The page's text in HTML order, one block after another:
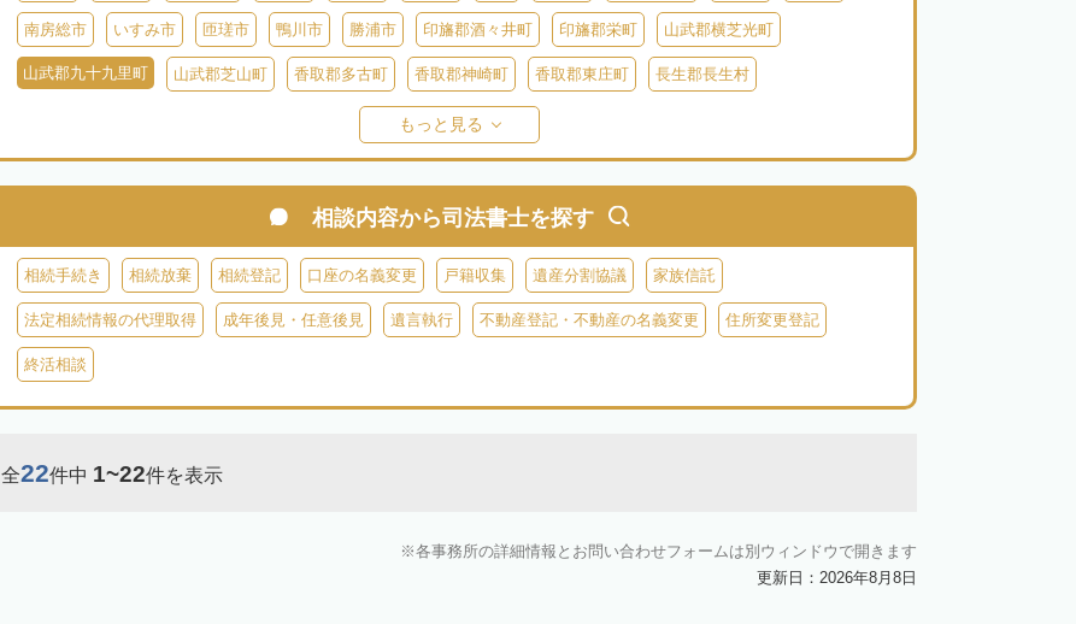
南房総市 いすみ市 匝瑳市 鴨川市 勝浦市 印旛郡酒々井町 印旛郡栄町 山武郡横芝光町
山武郡九十九里町 山武郡芝山町 香取郡多古町 香取郡神崎町 香取郡東庄町 長生郡長生村
長生郡睦沢町
安房郡鋸南町
もっと見る
相談内容から司法書士を探す
相続手続き 相続放棄 相続登記 口座の名義変更 戸籍収集 遺産分割協議 家族信託
法定相続情報の代理取得 成年後見・任意後見 遺言執行 不動産登記・不動産の名義変更 住所変更登記
終活相談
全22件中 1~22件を表示
各事務所の詳細情報とお問い合わせフォームは別ウィンドウで開きます
更新日：2026年8月8日